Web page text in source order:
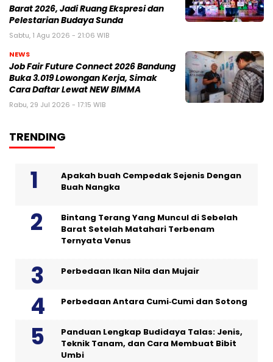
Barat 2026, Jadi Ruang Ekspresi dan
Pelestarian Budaya Sunda
Sabtu, 1 Agu 2026 - 21:06 WIB
NEWS
Job Fair Future Connect 2026 Bandung
Buka 3.019 Lowongan Kerja, Simak
Cara Daftar Lewat NEW BIMMA
Rabu, 29 Jul 2026 - 17:15 WIB
TRENDING
Apakah buah Cempedak Sejenis Dengan
Buah Nangka
Bintang Terang Yang Muncul di Sebelah
Barat Setelah Matahari Terbenam
Ternyata Venus
Perbedaan Ikan Nila dan Mujair
Perbedaan Antara Cumi‑Cumi dan Sotong
Panduan Lengkap Budidaya Talas: Jenis,
Teknik Tanam, dan Cara Membuat Bibit
Umbi